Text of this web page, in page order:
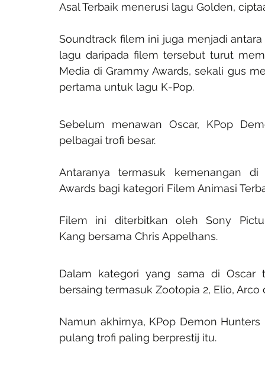
Asal Terbaik menerusi lagu Golden,
Soundtrack filem ini juga menjadi
lagu daripada filem tersebut turut
Media di Grammy Awards, sekali gus
pertama untuk lagu K-Pop.
Sebelum menawan Oscar, KPop
pelbagai trofi besar.
Antaranya termasuk kemenangan
Awards bagi kategori Filem Animasi
Filem ini diterbitkan oleh Sony
Kang bersama Chris Appelhans.
Dalam kategori yang sama di
bersaing termasuk Zootopia 2, Elio,
Namun akhirnya, KPop Demon
pulang trofi paling berprestij itu.